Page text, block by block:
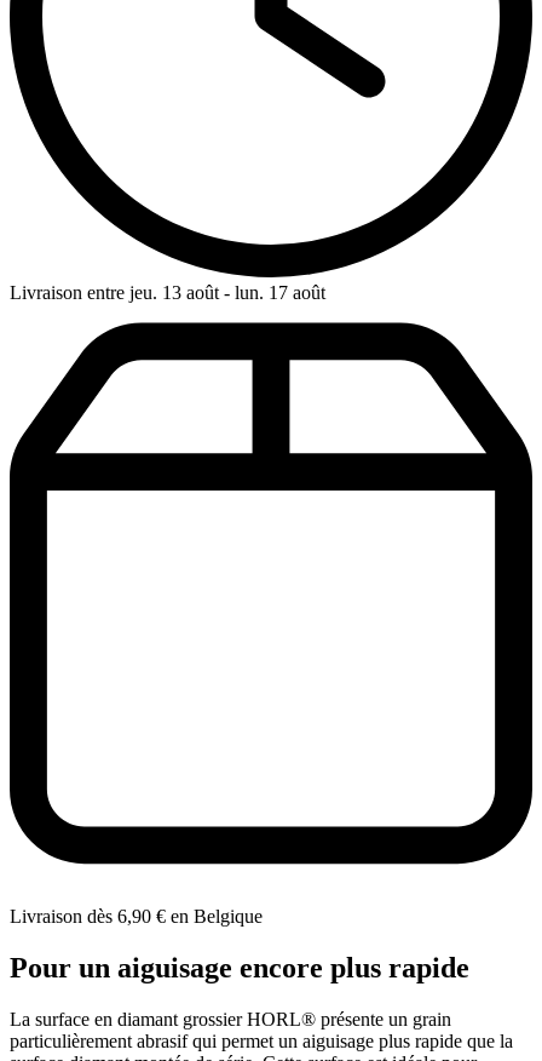
Livraison entre jeu. 13 août - lun. 17 août
Livraison dès 6,90 € en Belgique
Pour un aiguisage encore plus rapide
La surface en diamant grossier HORL® présente un grain
particulièrement abrasif qui permet un aiguisage plus rapide que la